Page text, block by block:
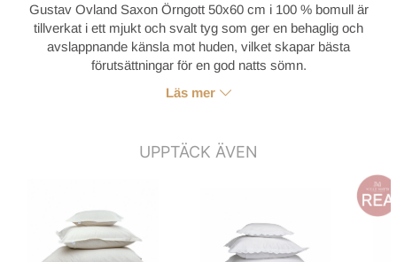
Gustav Ovland Saxon Örngott 50x60 cm i 100 % bomull är
tillverkat i ett mjukt och svalt tyg som ger en behaglig och
avslappnande känsla mot huden, vilket skapar bästa
förutsättningar för en god natts sömn.
Läs mer
UPPTÄCK ÄVEN